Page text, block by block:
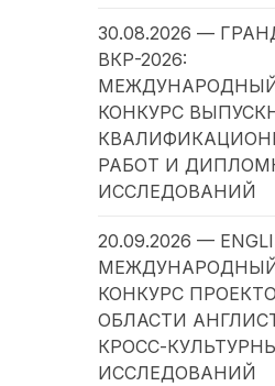
30.08.2026 —
ВКР-2026:
КОНКУРС
РАБОТ И
ИССЛЕДОВАНИЙ
20.09.2026 —
КОНКУРС
ОБЛАСТИ
КРОСС-
ИССЛЕДОВАНИЙ